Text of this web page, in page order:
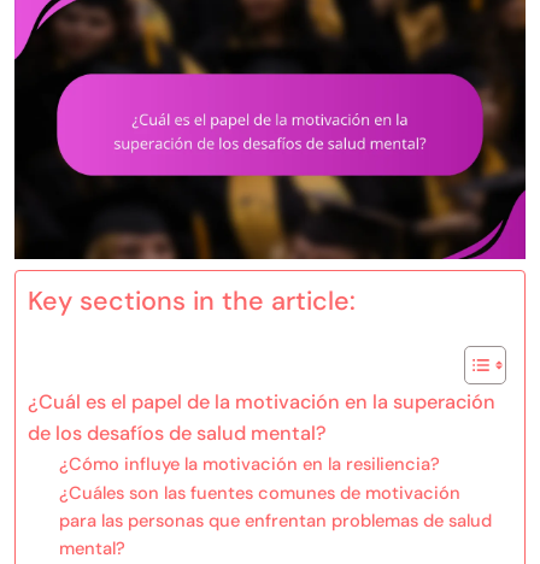
Key sections in the article:
¿Cuál es el papel de la motivación en la superación
de los desafíos de salud mental?
¿Cómo influye la motivación en la resiliencia?
¿Cuáles son las fuentes comunes de motivación
para las personas que enfrentan problemas de salud
mental?